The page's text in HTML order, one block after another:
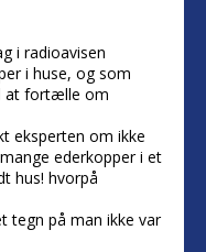
i radioavisen
i huse, og som
at fortælle om
eksperten om ikke
ederkopper i et
hus! hvorpå
tegn på man ikke var